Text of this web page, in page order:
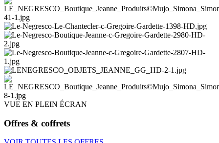
VUE EN PLEIN ÉCRAN
Offres & coffrets